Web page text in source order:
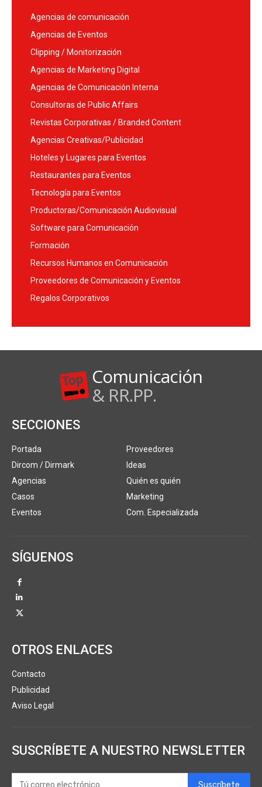
Agencias de comunicación
Agencias de Eventos
Clipping / Monitorización
Agencias de Marketing Digital
Agencias de Comunicación Interna
Consultoras de Public Affairs
Revistas Corporativas / Branded Content
Agencias Creativas/Publicidad
Hoteles y Lugares para Eventos
Restaurantes para Eventos
Tecnología para Eventos
Productoras/Comunicación Audiovisual
Software para Comunicación
Formación
Recursos Humanos en Comunicación
Proveedores de Comunicación y Eventos
Regalos Corporativos
Comunicación
& RR.PP.
SECCIONES
Portada
Dircom / Dirmark
Agencias
Casos
Eventos
Proveedores
Ideas
Quién es quién
Marketing
Com. Especializada
SÍGUENOS
OTROS ENLACES
Contacto
Publicidad
Aviso Legal
SUSCRÍBETE A NUESTRO NEWSLETTER
Suscríbete